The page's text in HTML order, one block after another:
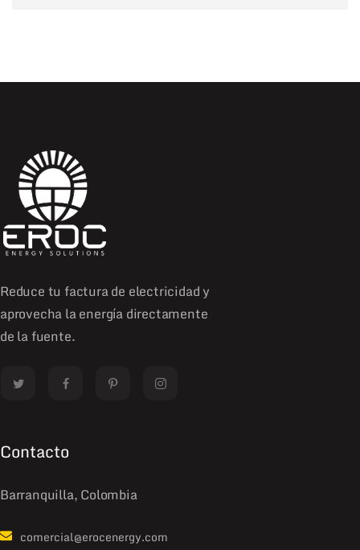
Reduce tu factura de electricidad y
aprovecha la energía directamente
de la fuente.
Contacto
Barranquilla, Colombia
comercial@erocenergy.com